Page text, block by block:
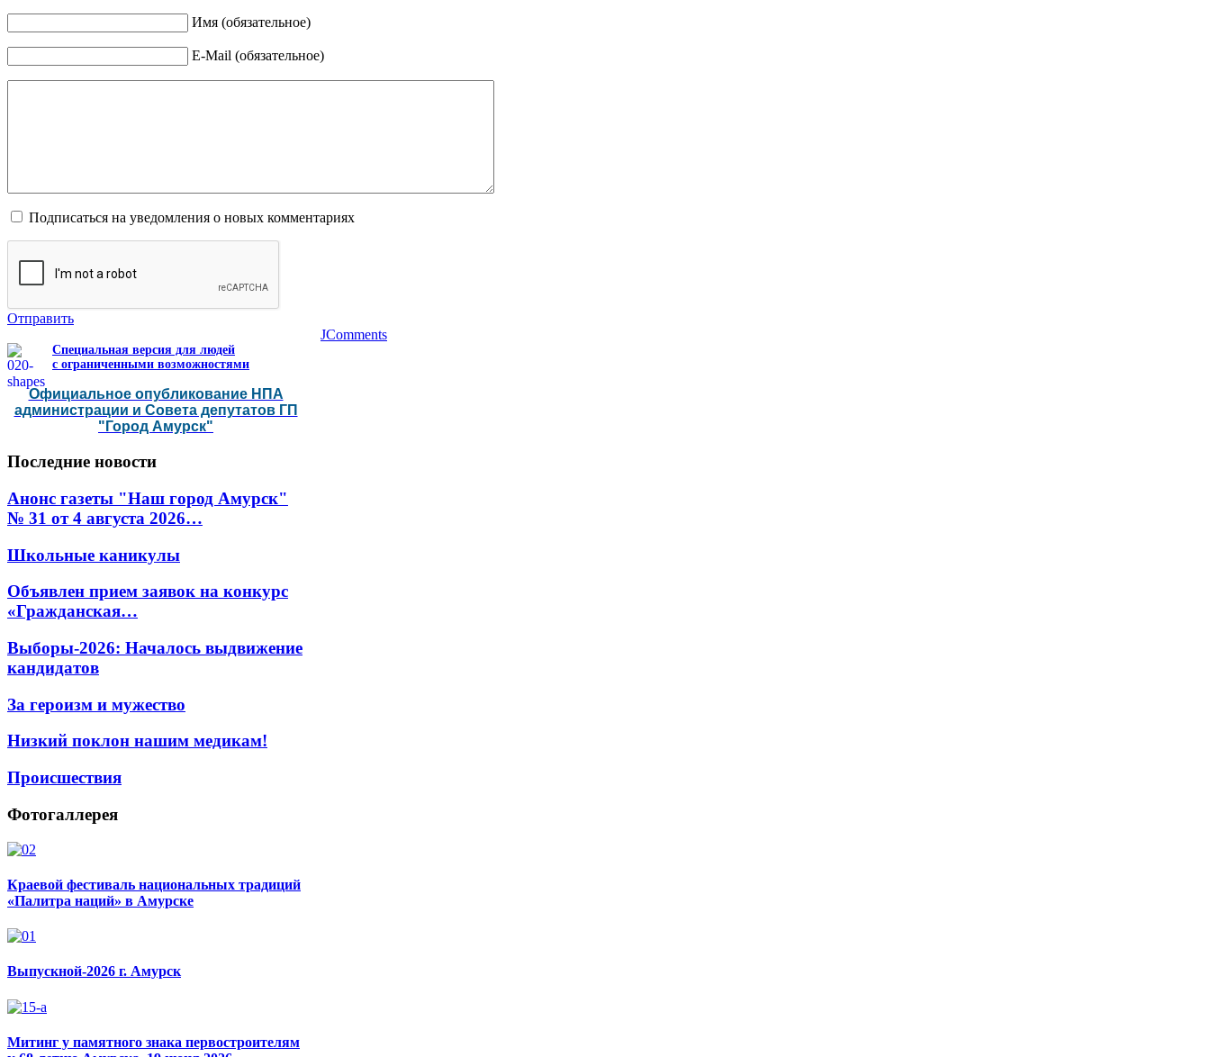
Имя (обязательное)
E-Mail (обязательное)
Подписаться на уведомления о новых комментариях
Отправить
JComments
Специальная версия для людей
с ограниченными возможностями
Официальное опубликование НПА
администрации и Совета депутатов ГП
"Город Амурск"
Последние новости
Анонс газеты "Наш город Амурск"
№ 31 от 4 августа 2026…
Школьные каникулы
Объявлен прием заявок на конкурс
«Гражданская…
Выборы-2026: Началось выдвижение
кандидатов
За героизм и мужество
Низкий поклон нашим медикам!
Происшествия
Фотогаллерея
Краевой фестиваль национальных традиций
«Палитра наций» в Амурске
Выпускной-2026 г. Амурск
Митинг у памятного знака первостроителям